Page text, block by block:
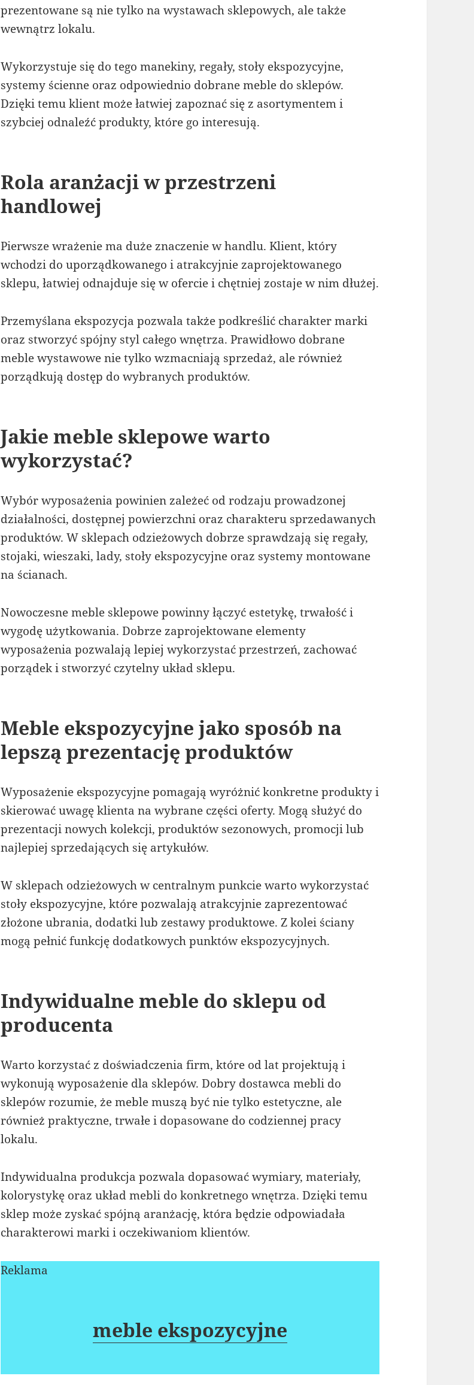
prezentowane są nie tylko na wystawach sklepowych, ale także
wewnątrz lokalu.
Wykorzystuje się do tego manekiny, regały, stoły ekspozycyjne,
systemy ścienne oraz odpowiednio dobrane meble do sklepów.
Dzięki temu klient może łatwiej zapoznać się z asortymentem i
szybciej odnaleźć produkty, które go interesują.
Rola aranżacji w przestrzeni
handlowej
Pierwsze wrażenie ma duże znaczenie w handlu. Klient, który
wchodzi do uporządkowanego i atrakcyjnie zaprojektowanego
sklepu, łatwiej odnajduje się w ofercie i chętniej zostaje w nim dłużej.
Przemyślana ekspozycja pozwala także podkreślić charakter marki
oraz stworzyć spójny styl całego wnętrza. Prawidłowo dobrane
meble wystawowe nie tylko wzmacniają sprzedaż, ale również
porządkują dostęp do wybranych produktów.
Jakie meble sklepowe warto
wykorzystać?
Wybór wyposażenia powinien zależeć od rodzaju prowadzonej
działalności, dostępnej powierzchni oraz charakteru sprzedawanych
produktów. W sklepach odzieżowych dobrze sprawdzają się regały,
stojaki, wieszaki, lady, stoły ekspozycyjne oraz systemy montowane
na ścianach.
Nowoczesne meble sklepowe powinny łączyć estetykę, trwałość i
wygodę użytkowania. Dobrze zaprojektowane elementy
wyposażenia pozwalają lepiej wykorzystać przestrzeń, zachować
porządek i stworzyć czytelny układ sklepu.
Meble ekspozycyjne jako sposób na
lepszą prezentację produktów
Wyposażenie ekspozycyjne pomagają wyróżnić konkretne produkty i
skierować uwagę klienta na wybrane części oferty. Mogą służyć do
prezentacji nowych kolekcji, produktów sezonowych, promocji lub
najlepiej sprzedających się artykułów.
W sklepach odzieżowych w centralnym punkcie warto wykorzystać
stoły ekspozycyjne, które pozwalają atrakcyjnie zaprezentować
złożone ubrania, dodatki lub zestawy produktowe. Z kolei ściany
mogą pełnić funkcję dodatkowych punktów ekspozycyjnych.
Indywidualne meble do sklepu od
producenta
Warto korzystać z doświadczenia firm, które od lat projektują i
wykonują wyposażenie dla sklepów. Dobry dostawca mebli do
sklepów rozumie, że meble muszą być nie tylko estetyczne, ale
również praktyczne, trwałe i dopasowane do codziennej pracy
lokalu.
Indywidualna produkcja pozwala dopasować wymiary, materiały,
kolorystykę oraz układ mebli do konkretnego wnętrza. Dzięki temu
sklep może zyskać spójną aranżację, która będzie odpowiadała
charakterowi marki i oczekiwaniom klientów.
Reklama
meble ekspozycyjne